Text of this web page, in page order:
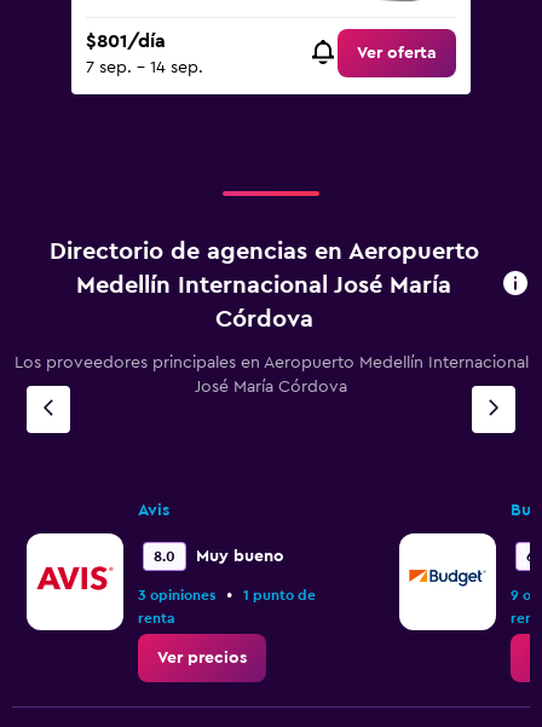
$801/día
7 sep. - 14 sep.
Ver oferta
Directorio de agencias en Aeropuerto
Medellín Internacional José María
Córdova
Los proveedores principales en Aeropuerto Medellín Internacional
José María Córdova
Avis
8.0 Muy bueno
3 opiniones •
1 punto de
renta
Ver precios
9